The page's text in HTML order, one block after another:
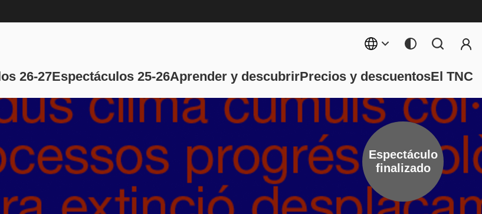
principal
26-27Espectáculos 25-26Aprender y descubrirPrecios y descuentosEl TNC
Espectáculo
finalizado